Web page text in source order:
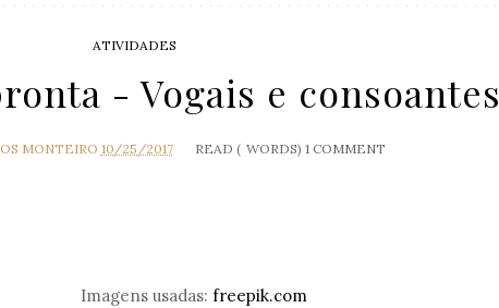
ATIVIDADES
- Vogais e consoantes
MONTEIRO 10/25/2017 READ ( WORDS) 1 COMMENT
Imagens usadas: freepik.com